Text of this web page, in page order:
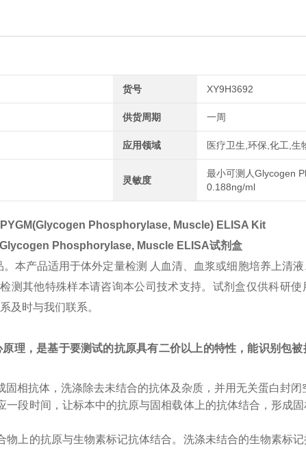
货号 XY9H3692
供货周期 一周
应用领域 医疗卫生,环保,化工,生
灵敏度
最小可测人Glycogen
0.188ng/ml
Phosphorylase, Muscle) ELISA Kit
Glycogen Phosphorylase, Muscle ELISA试剂盒
本产品适用于体外定量检测 人血清、血浆或细胞培养上清
测其他特殊样本请咨询本公司技术支持。试剂盒仅供科研
及时与我们联系。
理，是基于要测试的抗原具有二价以上的特性，能识别包
固相抗体，洗涤除去未结合的抗体及杂质，并用无关蛋白封闭
一段时间，让标本中的抗原与固相载体上的抗体结合，形成
物上的抗原与生物素标记抗体结合。洗涤未结合的生物素标